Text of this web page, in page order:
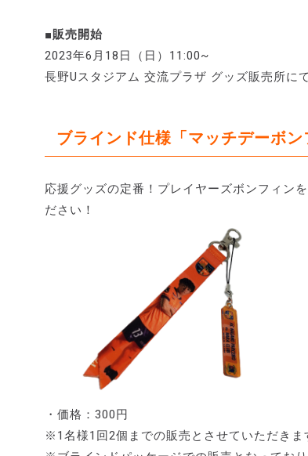
■販売開始
2023年6月18日（日）11:00~
長野Uスタジアム 交流プラザ グッズ販売所にて
ブラインド仕様「マッチデーボ
応援グッズの定番！プレイヤーズボンフィン
ださい！
・価格：300円
※1名様1回2個までの販売とさせていただきま